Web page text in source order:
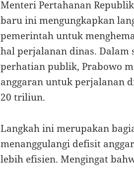
Menteri Pertahanan
baru ini mengungkapkan
pemerintah untuk
hal perjalanan dinas. Dalam
perhatian publik, Prabowo
anggaran untuk perjalanan
20 triliun.
Langkah ini merupakan
menanggulangi defisit
lebih efisien. Mengingat